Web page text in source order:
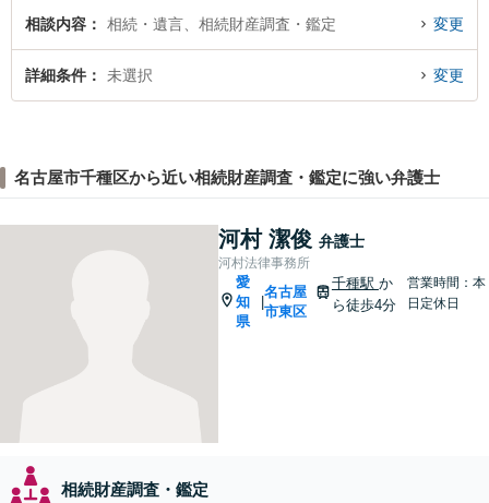
相談内容 相続・遺言、相続財産調査・鑑定 変更
詳細条件 未選択 変更
名古屋市千種区から近い相続財産調査・鑑定に強い弁護士
河村 潔俊 弁護士
河村法律事務所
愛
知
県
名古屋
市東区
千種駅 か
ら徒歩4分
営業時間：本
日定休日
相続財産調査・鑑定